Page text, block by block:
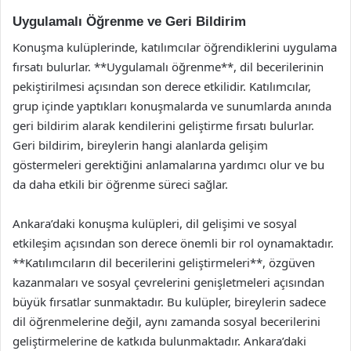
Uygulamalı Öğrenme ve Geri Bildirim
Konuşma kulüplerinde, katılımcılar öğrendiklerini uygulama
fırsatı bulurlar. **Uygulamalı öğrenme**, dil becerilerinin
pekiştirilmesi açısından son derece etkilidir. Katılımcılar,
grup içinde yaptıkları konuşmalarda ve sunumlarda anında
geri bildirim alarak kendilerini geliştirme fırsatı bulurlar.
Geri bildirim, bireylerin hangi alanlarda gelişim
göstermeleri gerektiğini anlamalarına yardımcı olur ve bu
da daha etkili bir öğrenme süreci sağlar.
Ankara’daki konuşma kulüpleri, dil gelişimi ve sosyal
etkileşim açısından son derece önemli bir rol oynamaktadır.
**Katılımcıların dil becerilerini geliştirmeleri**, özgüven
kazanmaları ve sosyal çevrelerini genişletmeleri açısından
büyük fırsatlar sunmaktadır. Bu kulüpler, bireylerin sadece
dil öğrenmelerine değil, aynı zamanda sosyal becerilerini
geliştirmelerine de katkıda bulunmaktadır. Ankara’daki